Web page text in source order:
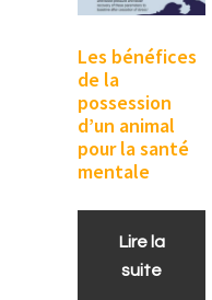
Les bénéfices
de la
possession
d’un animal
pour la santé
mentale
Lire la
suite